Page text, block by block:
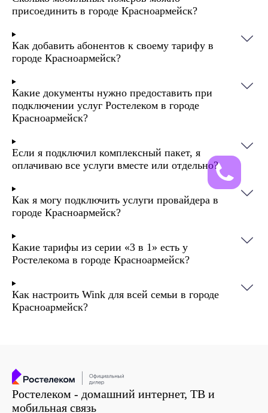
мобильного интернета. Плата за первый и
основного тарифа, третий и четвёртый номер
добавляются за дополнительную плату — 50
Тарифные планы подходят для подключения
ноутбуков, ПК, телефонов и планшетов к
высокоскоростному интернету. Есть проводное
использует современную технологию GPON,
позволяющую мгновенно передавать
присоединить в городе Красноармейск?
Как добавить абонентов к своему тарифу в
городе Красноармейск?
Какие документы нужно предоставить при
подключении услуг Ростелеком в городе
Красноармейск?
Если я подключил комплексный пакет, я
оплачиваю все услуги вместе или отдельно?
Как я могу подключить услуги провайдера в
городе Красноармейск?
Какие тарифы из серии «3 в 1» есть у
Ростелекома в городе Красноармейск?
Как настроить Wink для всей семьи в городе
Красноармейск?
Ростелеком - домашний интернет, ТВ и
мобильная связь